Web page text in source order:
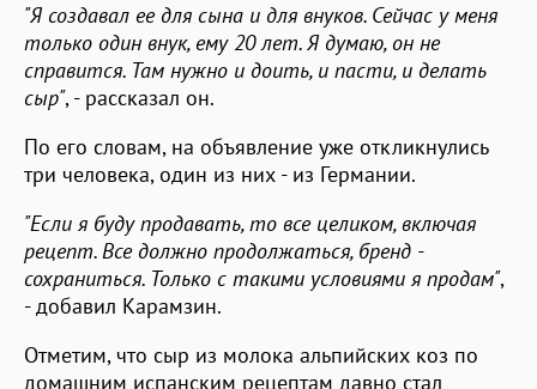
"Я создавал ее для сына и для внуков. Сейчас у меня
только один внук, ему 20 лет. Я думаю, он не
справится. Там нужно и доить, и пасти, и делать
сыр", - рассказал он.
По его словам, на объявление уже откликнулись
три человека, один из них - из Германии.
"Если я буду продавать, то все целиком, включая
рецепт. Все должно продолжаться, бренд -
сохраниться. Только с такими условиями я продам",
- добавил Карамзин.
Отметим, что сыр из молока альпийских коз по
домашним испанским рецептам давно стал